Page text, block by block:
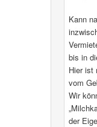
Kann
bis in
Hier ist
vom
Wir
der